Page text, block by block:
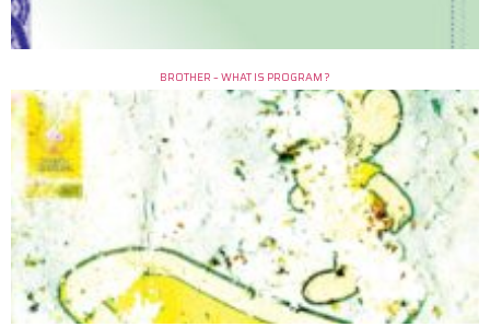
BROTHER – WHAT IS PROGRAM ?